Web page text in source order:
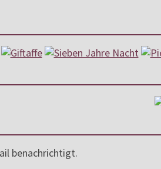
benachrichtigt.